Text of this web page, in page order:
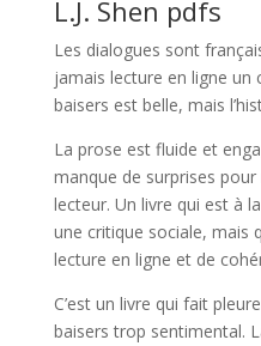
L.J. Shen pdfs
Les dialogues sont
jamais lecture en ligne un
baisers est belle, mais
La prose est fluide et
manque de surprises
lecteur. Un livre qui est à
une critique sociale, mais
lecture en ligne et de
C’est un livre qui fait
baisers trop sentimental.